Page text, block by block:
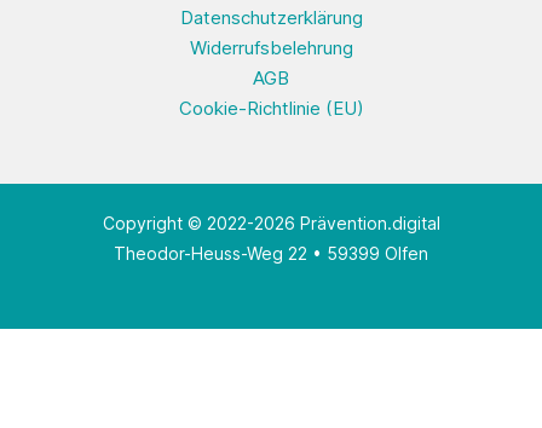
Datenschutzerklärung
Widerrufsbelehrung
AGB
Cookie-Richtlinie (EU)
Copyright © 2022-2026 Prävention.digital
Theodor-Heuss-Weg 22 • 59399 Olfen